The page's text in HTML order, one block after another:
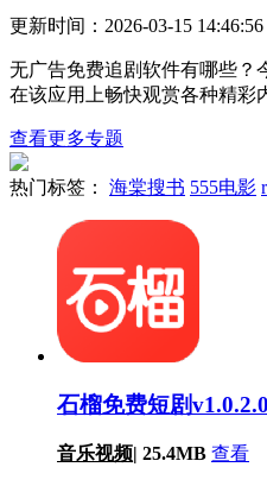
更新时间：2026-03-15 14:46:56
无广告免费追剧软件有哪些？
在该应用上畅快观赏各种精彩
查看更多专题
热门标签： 海棠搜书 555电影
石榴免费短剧v1.0.2.0
音乐视频| 25.4MB 查看